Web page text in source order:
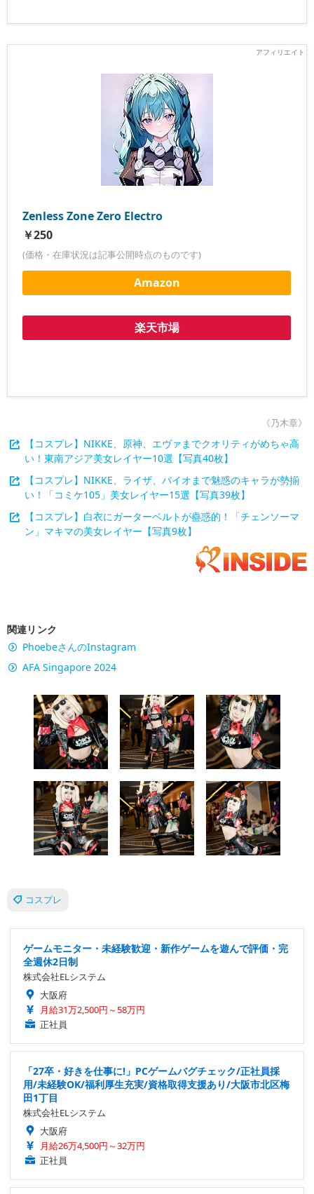
Zenless Zone Zero Electro
￥250
(価格・在庫状況は記事公開時点のものです)
Amazon
楽天市場
《乃木章》
【コスプレ】NIKKE、原神、エヴァまでクオリティがめちゃ高
い！東南アジア美女レイヤー10選【写真40枚】
【コスプレ】NIKKE、ライザ、バイオまで魅惑のキャラが勢揃
い！「コミケ105」美女レイヤー15選【写真39枚】
【コスプレ】白衣にガーターベルトが蠱惑的！「チェンソーマ
ン」マキマの美女レイヤー【写真9枚】
関連リンク
PhoebeさんのInstagram
AFA Singapore 2024
コスプレ
ゲームモニター・未経験歓迎・新作ゲームを遊んで評価・完
全週休2日制
株式会社ELシステム
大阪府
月給31万2,500円～58万円
正社員
「27卒・好きを仕事に!」PCゲームバグチェック/正社員採
用/未経験OK/福利厚生充実/資格取得支援あり/大阪市北区梅
田1丁目
株式会社ELシステム
大阪府
月給26万4,500円～32万円
正社員